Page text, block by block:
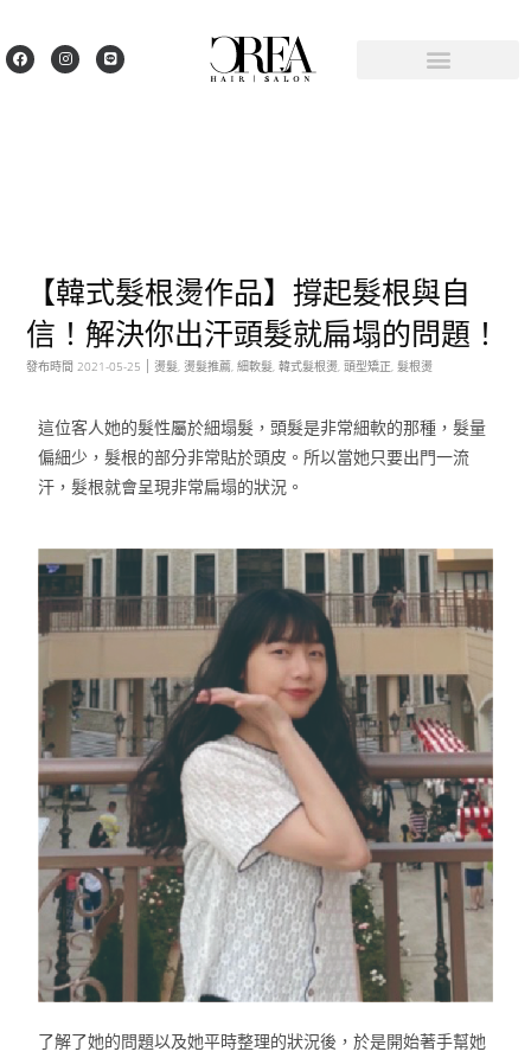
【韓式髮根燙作品】撐起髮根與自
信！解決你出汗頭髮就扁塌的問題！
發布時間 2021-05-25 燙髮, 燙髮推薦,細軟髮,韓式髮根燙,頭型矯正,髮根燙
這位客人她的髮性屬於細塌髮，頭髮是非常細軟的那種，髮量
偏細少，髮根的部分非常貼於頭皮。所以當她只要出門一流
汗，髮根就會呈現非常扁塌的狀況。
了解了她的問題以及她平時整理的狀況後，於是開始著手幫她